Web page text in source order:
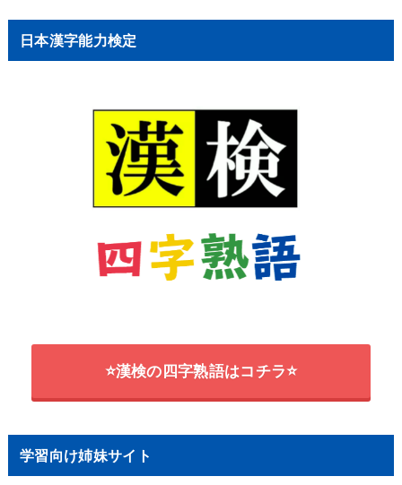
日本漢字能力検定
⭐漢検の四字熟語はコチラ⭐
学習向け姉妹サイト